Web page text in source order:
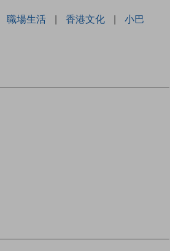
職場生活 | 香港文化 | 小巴